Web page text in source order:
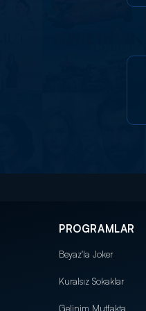
PROGRAMLAR
Beyaz'la Joker
Kuralsız Sokaklar
Gelinim Mutfakta